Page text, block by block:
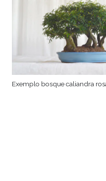
Exemplo bosque caliandra